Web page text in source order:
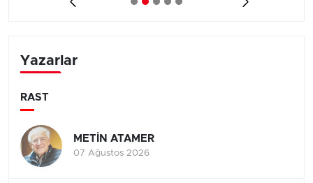
Yazarlar
RAST
METİN ATAMER
07 Ağustos 2026